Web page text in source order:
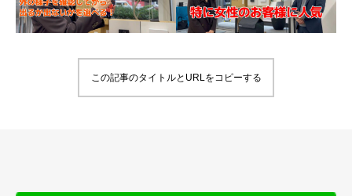
この記事のタイトルとURLをコピーする